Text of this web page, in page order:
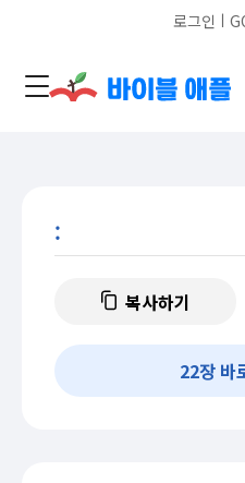
로그인 ㅣ
:
복사하기
22장 바